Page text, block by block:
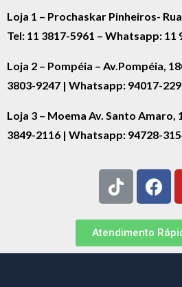
Loja 1 – Prochaskar Pinheiros-
Tel: 11 3817-5961 – Whatsapp: 11
Loja 2 – Pompéia – Av.Pompéia,
3803-9247 | Whatsapp: 94017-
Loja 3 – Moema Av. Santo Amaro,
3849-2116 | Whatsapp: 94728-
Atendimento